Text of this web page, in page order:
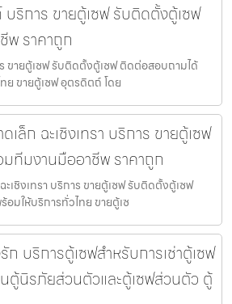
ริการ ขายตู้เซฟ รับติดตั้งตู้เซฟ
พ ราคาถูก
ขายตู้เซฟ รับติดตั้งตู้เซฟ ติดต่อสอบถามได้
ย ขายตู้เซฟ อุตรดิตถ์ โดย
เล็ก ฉะเชิงเทรา บริการ ขายตู้เซฟ
ทีมงานมืออาชีพ ราคาถูก
เชิงเทรา บริการ ขายตู้เซฟ รับติดตั้งตู้เซฟ
มให้บริการทั่วไทย ขายตู้เซ
บริการตู้เซฟสำหรับการเช่าตู้เซฟ
นตู้นิรภัยส่วนตัวและตู้เซฟส่วนตัว ตู้